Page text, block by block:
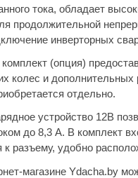
тока, обладает
продолжительной
инверторных
(опция)
колес и дополнительных
отдельно.
устройство 12В
до 8,3 А. В комплект
разъему, удобно
магазине Ydacha.by